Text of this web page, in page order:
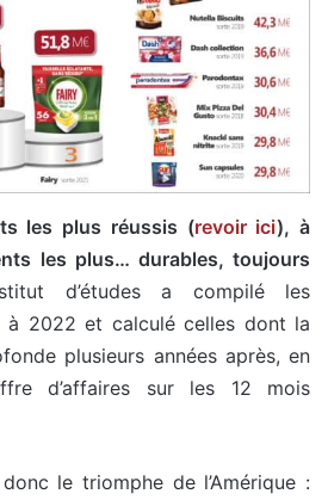
les plus réussis (revoir ici), à
les plus… durables, toujours
d’études a compilé les
à 2022 et calculé celles dont la
plusieurs années après, en
d’affaires sur les 12 mois
le triomphe de l’Amérique :